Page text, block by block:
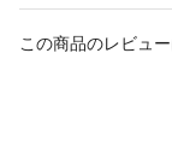
この商品のレビュ